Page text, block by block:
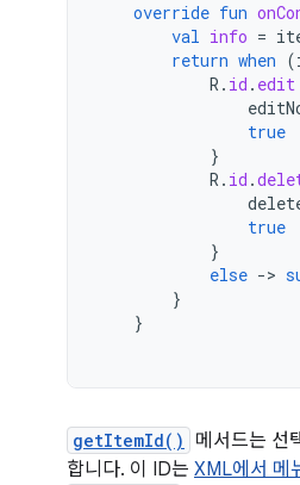
override fun
val info =
return when (
R . id . edit
true
}
R . id .
true
}
else ->
}
}
getItemId()
메서드는 선
합니다. 이 ID는 XML에서 메